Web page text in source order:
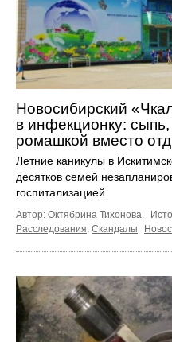
Новосибирский
в инфекционку:
ромашкой вместо
Летние каникулы в
десятков семей
госпитализацией.
Автор: Октябрина Тихонова.
Расследования Скандалы